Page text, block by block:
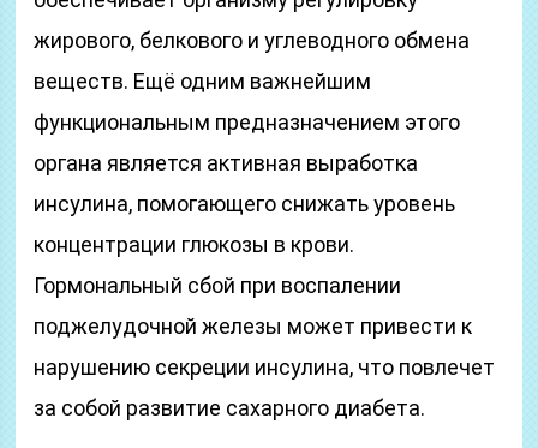
жирового, белкового и углеводного обмена
веществ. Ещё одним важнейшим
функциональным предназначением этого
органа является активная выработка
инсулина, помогающего снижать уровень
концентрации глюкозы в крови.
Гормональный сбой при воспалении
поджелудочной железы может привести к
нарушению секреции инсулина, что повлечет
за собой развитие сахарного диабета.